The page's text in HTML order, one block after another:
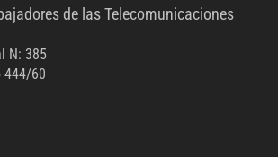
de las Telecomunicaciones
N: 385
444/60